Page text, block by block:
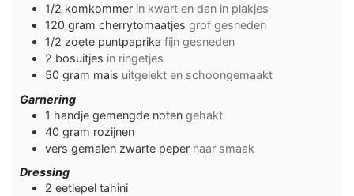
1/2 komkommer in kwart en dan in plakjes
120 gram cherrytomaatjes grof gesneden
1/2 zoete puntpaprika fijn gesneden
2 bosuitjes in ringetjes
50 gram mais uitgelekt en schoongemaakt
Garnering
1 handje gemengde noten gehakt
40 gram rozijnen
vers gemalen zwarte peper naar smaak
Dressing
2 eetlepel tahini